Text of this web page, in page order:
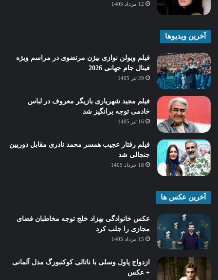
12 مرداد 1405
آخرین ویدیوها
فیلم ویولن نوازی بیژن مرتضوی در مراسم ویژه
فینال جام جهانی 2026
29 تیر 1405
فیلم مجید شهریاری بازیگر معروف در لباس
خادمی توجه برانگیز شد
16 تیر 1405
فیلم رفتار عجیب همسر محمد نادری مقابل دوربین
جنجالی شد
18 خرداد 1405
آخرین عکس ها
عکس خانوادگی بهزاد خلج توجه مخاطبان فضای
مجازی را جلب کرد
15 مرداد 1405
ازدواج پاول وسلی با ناتالی کوکنبورگ مدل آلمانی
+ عکس